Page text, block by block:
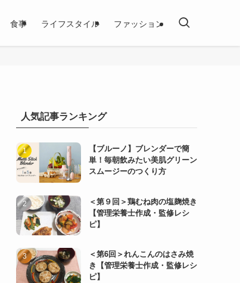
食事 ライフスタイル ファッション
人気記事ランキング
【ブルーノ】ブレンダーで簡
単！毎朝飲みたい美肌グリーン
スムージーのつくり方
＜第９回＞鶏むね肉の塩麹焼き
【管理栄養士作成・監修レシ
ピ】
＜第6回＞れんこんのはさみ焼
き【管理栄養士作成・監修レシ
ピ】